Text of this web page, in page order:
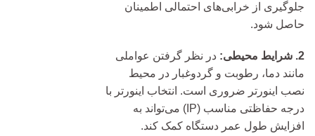
جلوگیری از خرابی‌های احتمالی اطمینان
حاصل شود.
2. شرایط محیطی:
در نظر گرفتن عواملی
مانند دما، رطوبت و گردوغبار در محیط
نصب اینورتر ضروری است. انتخاب اینورتر با
درجه حفاظتی مناسب (IP) می‌تواند به
افزایش طول عمر دستگاه کمک کند.